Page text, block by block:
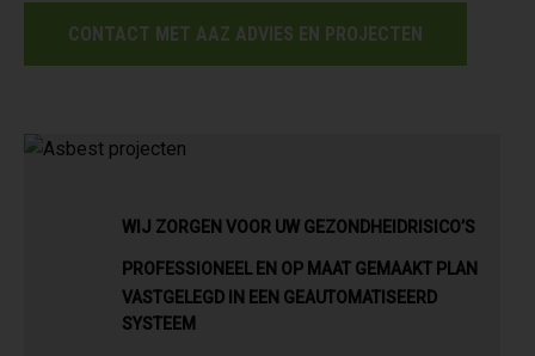
CONTACT MET AAZ ADVIES EN PROJECTEN
WIJ ZORGEN VOOR UW GEZONDHEIDRISICO’S
PROFESSIONEEL EN OP MAAT GEMAAKT PLAN
VASTGELEGD IN EEN GEAUTOMATISEERD
SYSTEEM